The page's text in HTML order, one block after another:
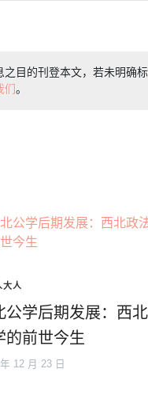
之目的刊登本文，若未明确
们。
大人
公学后期发展：西
的前世今生
12 月 23 日